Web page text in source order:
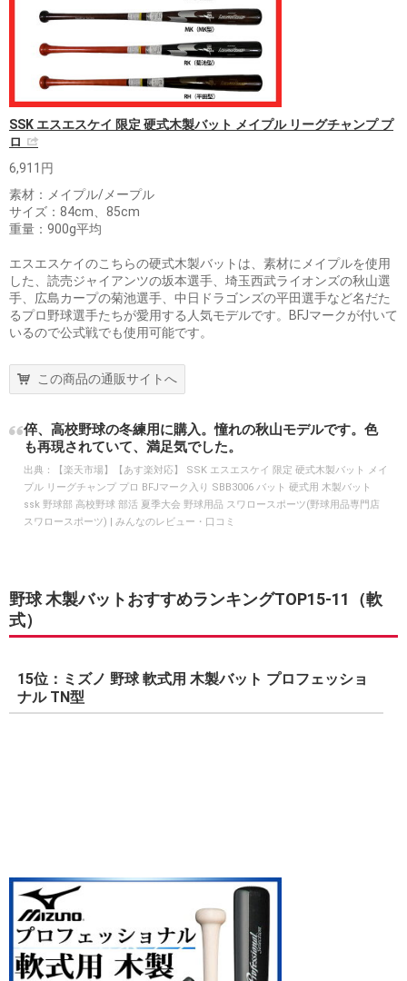
SSK エスエスケイ 限定 硬式木製バット メイプル リーグチャンプ プ
ロ
6,911円
素材：メイプル/メープル
サイズ：84cm、85cm
重量：900g平均
エスエスケイのこちらの硬式木製バットは、素材にメイプルを使用
した、読売ジャイアンツの坂本選手、埼玉西武ライオンズの秋山選
手、広島カープの菊池選手、中日ドラゴンズの平田選手など名だた
るプロ野球選手たちが愛用する人気モデルです。BFJマークが付いて
いるので公式戦でも使用可能です。
この商品の通販サイトへ
倅、高校野球の冬練用に購入。憧れの秋山モデルです。色
も再現されていて、満足気でした。
出典：
【楽天市場】【あす楽対応】 SSK エスエスケイ 限定 硬式木製バット メイ
プル リーグチャンプ プロ BFJマーク入り SBB3006 バット 硬式用 木製バット
ssk 野球部 高校野球 部活 夏季大会 野球用品 スワロースポーツ(野球用品専門店
スワロースポーツ) | みんなのレビュー・口コミ
野球 木製バットおすすめランキングTOP15-11（軟
式）
15位：ミズノ 野球 軟式用 木製バット プロフェッショ
ナル TN型